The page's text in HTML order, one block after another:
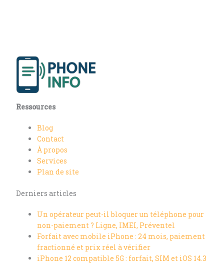
Ressources
Blog
Contact
À propos
Services
Plan de site
Derniers articles
Un opérateur peut-il bloquer un téléphone pour
non-paiement ? Ligne, IMEI, Préventel
Forfait avec mobile iPhone : 24 mois, paiement
fractionné et prix réel à vérifier
iPhone 12 compatible 5G : forfait, SIM et iOS 14.3